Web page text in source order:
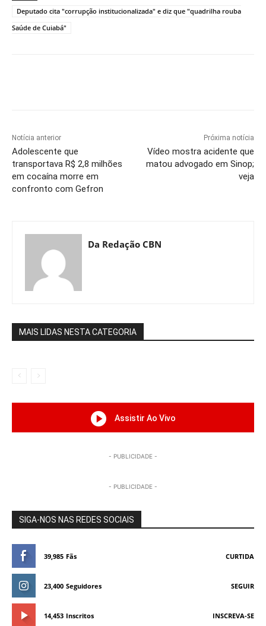
Deputado cita "corrupção institucionalizada" e diz que "quadrilha rouba
Saúde de Cuiabá"
Notícia anterior
Adolescente que
transportava R$ 2,8 milhões
em cocaína morre em
confronto com Gefron
Próxima notícia
Vídeo mostra acidente que
matou advogado em Sinop;
veja
Da Redação CBN
MAIS LIDAS NESTA CATEGORIA
Assistir Ao Vivo
- PUBLICIDADE -
- PUBLICIDADE -
SIGA-NOS NAS REDES SOCIAIS
39,985 Fãs CURTIDA
23,400 Seguidores SEGUIR
14,453 Inscritos INSCREVA-SE